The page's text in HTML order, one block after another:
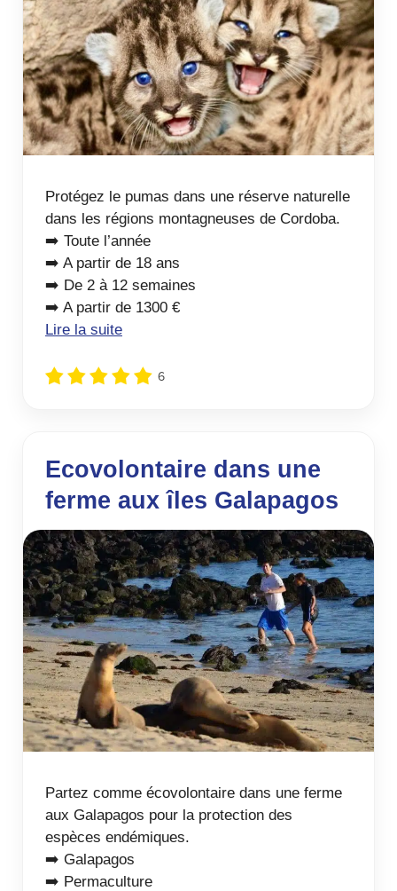
Protégez le pumas dans une réserve naturelle
dans les régions montagneuses de Cordoba.
➡️ Toute l’année
➡️ A partir de 18 ans
➡️ De 2 à 12 semaines
➡️ A partir de 1300 €
Lire la suite
6
Ecovolontaire dans une
ferme aux îles Galapagos
Partez comme écovolontaire dans une ferme
aux Galapagos pour la protection des
espèces endémiques.
➡️ Galapagos
➡️ Permaculture